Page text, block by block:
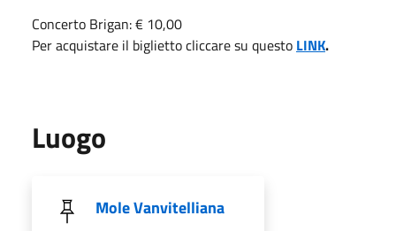
Concerto Brigan: € 10,00
Per acquistare il biglietto cliccare su questo LINK.
Luogo
Mole Vanvitelliana